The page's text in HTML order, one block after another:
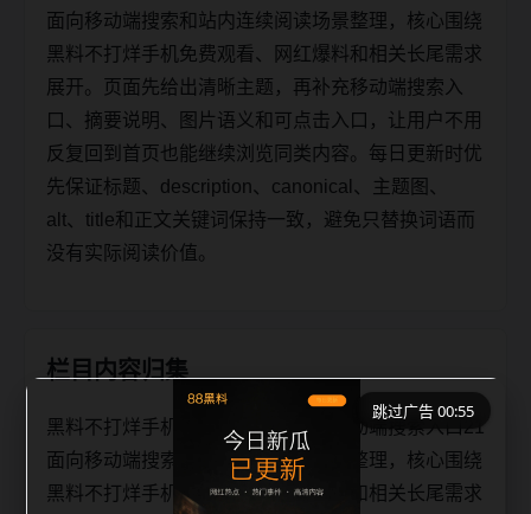
面向移动端搜索和站内连续阅读场景整理，核心围绕
黑料不打烊手机免费观看、网红爆料和相关长尾需求
展开。页面先给出清晰主题，再补充移动端搜索入
口、摘要说明、图片语义和可点击入口，让用户不用
反复回到首页也能继续浏览同类内容。每日更新时优
先保证标题、description、canonical、主题图、
alt、title和正文关键词保持一致，避免只替换词语而
没有实际阅读价值。
栏目内容归集
黑料不打烊手机免费观看网红爆料移动端搜索入口21
面向移动端搜索和站内连续阅读场景整理，核心围绕
黑料不打烊手机免费观看、网红爆料和相关长尾需求
跳过广告 00:55